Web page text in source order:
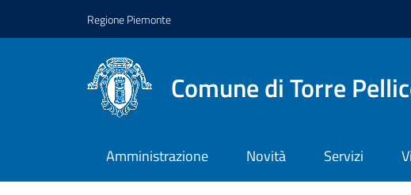
Regione Piemonte
Comune di Torre
Amministrazione Novità Servizi